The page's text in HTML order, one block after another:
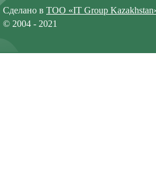
Сделано в ТОО «IT Group
© 2004 - 2021